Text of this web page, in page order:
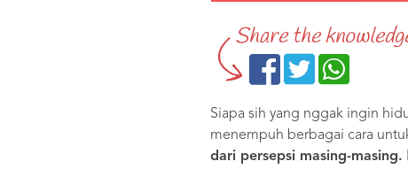
Share the
Siapa sih yang nggak ingin
menempuh berbagai cara
dari persepsi masing-masing.